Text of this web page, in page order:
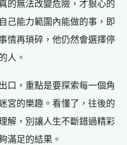
的無法改變危險，才狠心的
己能力範圍內能做的事，即
情再瑣碎，他仍然會選擇停
人。
口，重點是要探索每一個角
宮的樂趣。看懂了，往後的
解，別讓人生不斷錯過精彩
滿足的結果。